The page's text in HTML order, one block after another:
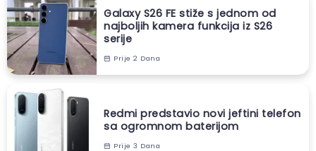
Galaxy S26 FE stiže s jednom od
najboljih kamera funkcija iz S26
serije
Prije 2 Dana
Redmi predstavio novi jeftini telefon
sa ogromnom baterijom
Prije 3 Dana